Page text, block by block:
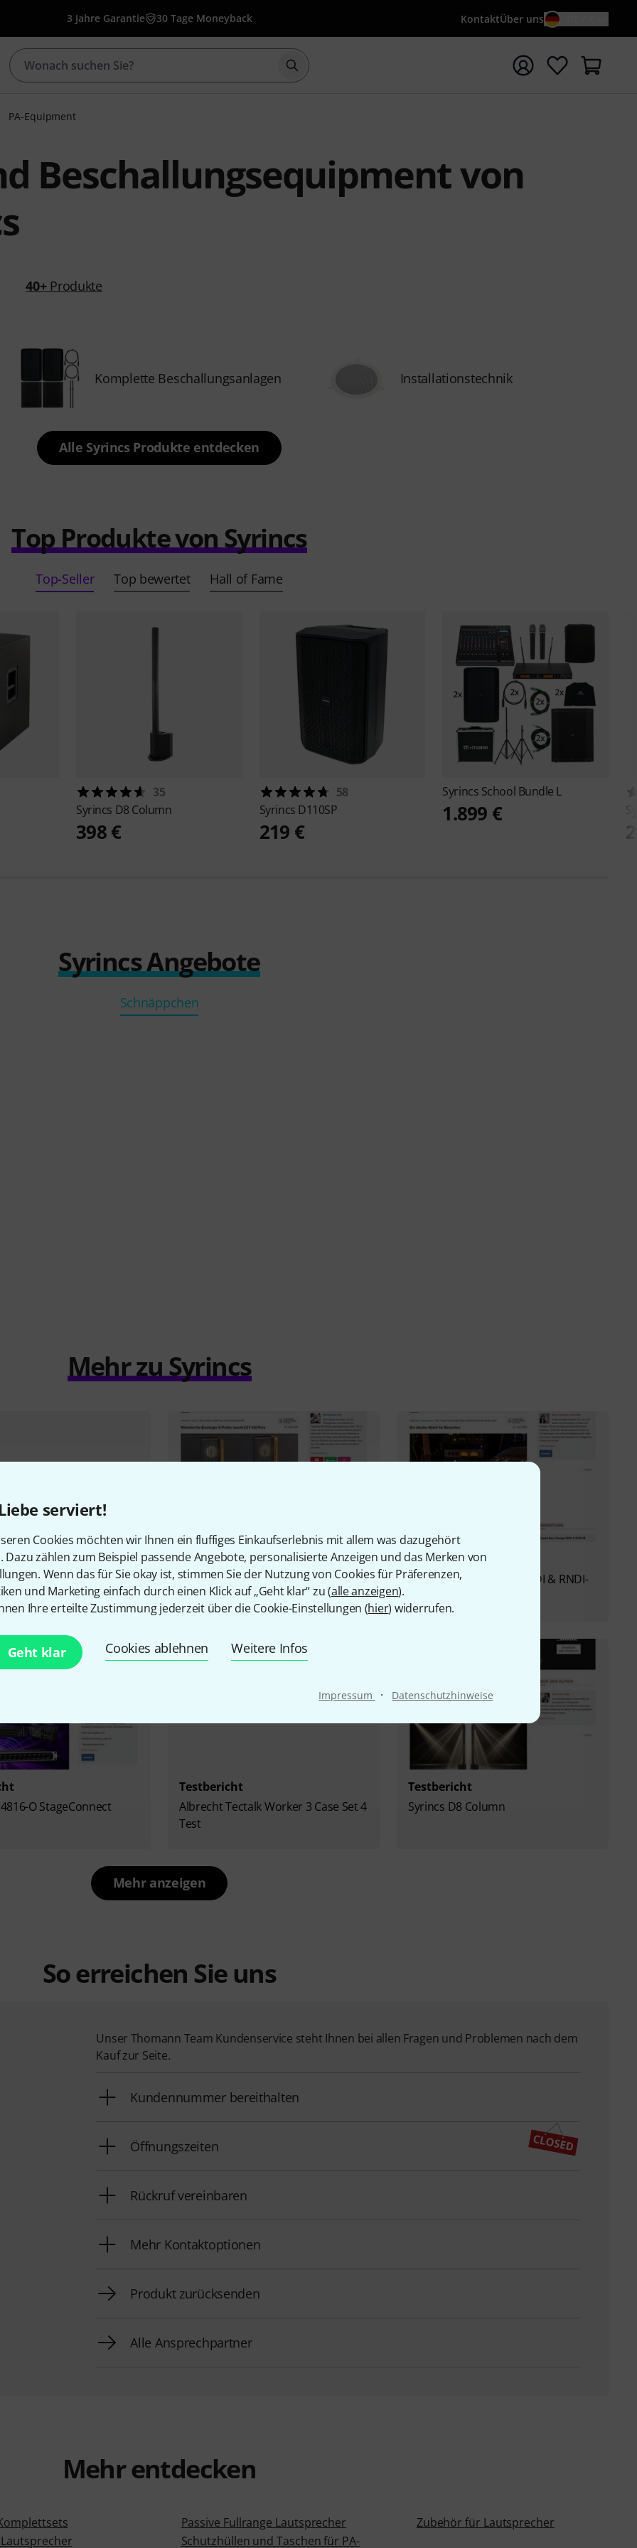
serviert!
Cookies möchten wir Ihnen ein fluffiges Einkaufserlebnis mit allem was dazugehört
Dazu zählen zum Beispiel passende Angebote, personalisierte Anzeigen und das Merken von
Wenn das für Sie okay ist, stimmen Sie der Nutzung von Cookies für Präferenzen,
und Marketing einfach durch einen Klick auf „Geht klar“ zu (alle anzeigen).
Ihre erteilte Zustimmung jederzeit über die Cookie-Einstellungen (hier) widerrufen.
Geht klar Cookies ablehnen Weitere Infos
Impressum · Datenschutzhinweise
3 Jahre Garantie 30 Tage Moneyback KontaktÜber uns
Suche mit Suchwort {searchTerm} starten
PA-Equipment
Beschallungsequipment von
40+Produkte
Komplette Beschallungsanlagen Installationstechnik
Alle Syrincs Produkte entdecken
Top Produkte von Syrincs
Top-Seller Top bewertet Hall of Fame
35
Syrincs D8 Column
398 €
58
Syrincs D110SP
219 €
Syrincs School Bundle L
1.899 €
Syrincs Angebote
Schnäppchen
Mehr zu Syrincs
Live- und Kleinmixer
Testbericht
Lewitt LCT 440 Pure
Testbericht
Rupert Neve Designs RNDI & RNDI-
O StageConnect
Testbericht
Albrecht Tectalk Worker 3 Case Set 4
Test
Testbericht
Syrincs D8 Column
Mehr anzeigen
So erreichen Sie uns
Unser Thomann Team Kundenservice steht Ihnen bei allen Fragen und Problemen nach dem
Kauf zur Seite.
Kundennummer bereithalten
Öffnungszeiten
Rückruf vereinbaren
Mehr Kontaktoptionen
Produkt zurücksenden
Alle Ansprechpartner
Mehr entdecken
Passive Fullrange Lautsprecher
Schutzhüllen und Taschen für PA-
Zubehör für Lautsprecher